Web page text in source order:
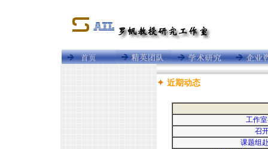
近期动态
工作
召
课题组